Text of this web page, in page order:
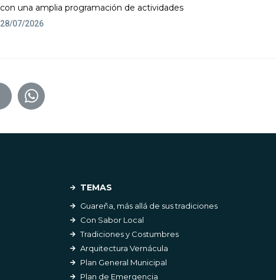
con una amplia programación de actividades
28/07/2026
TEMAS
Guareña, más allá de sus tradiciones
Con Sabor Local
Tradiciones y Costumbres
Arquitectura Vernácula
Plan General Municipal
Plan de Emergencia